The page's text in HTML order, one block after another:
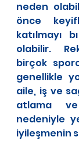
neden
önce
katılmayı
olabilir.
birçok
genellikle
aile, iş ve
atlama
nedeniyle
iyileşmenin